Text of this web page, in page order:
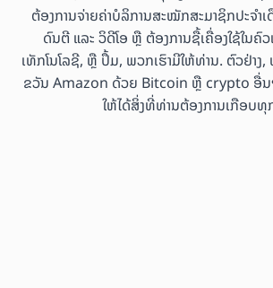
ຕ້ອງການຈ່າຍຄ່າບໍລິການສະໝັກສະມາຊິກປະຈຳ
ດົນຕີ ແລະ ວິດີໂອ ຫຼື ຕ້ອງການຊື້ເຄື່ອງໃຊ້ໃນຄົ
ເທັກໂນໂລຊີ, ຫຼື ປຶ້ມ, ພວກເຮົາມີໃຫ້ທ່ານ. ຕົວຢ່າງ
ຂວັນ Amazon ດ້ວຍ Bitcoin ຫຼື crypto ອື່ນໆ
ໃຫ້ໄດ້ສິ່ງທີ່ທ່ານຕ້ອງການເກືອບທຸ